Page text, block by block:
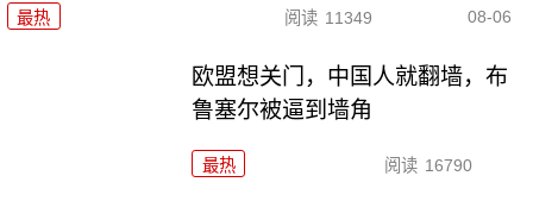
最热 阅读 11349 08-06
欧盟想关门，中国人就翻墙，布
鲁塞尔被逼到墙角
最热 阅读 16790